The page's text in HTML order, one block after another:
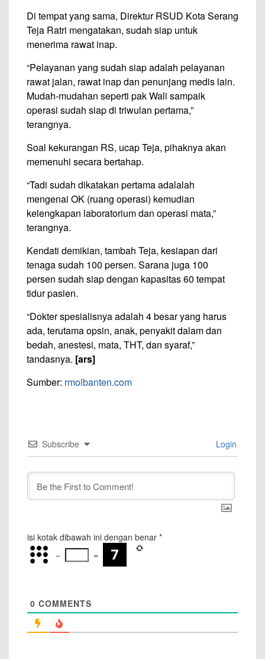
Di tempat yang sama, Direktur RSUD Kota Serang
Teja Ratri mengatakan, sudah siap untuk
menerima rawat inap.
“Pelayanan yang sudah siap adalah pelayanan
rawat jalan, rawat inap dan penunjang medis lain.
Mudah-mudahan seperti pak Wali sampaik
operasi sudah siap di triwulan pertama,”
terangnya.
Soal kekurangan RS, ucap Teja, pihaknya akan
memenuhi secara bertahap.
“Tadi sudah dikatakan pertama adalalah
mengenai OK (ruang operasi) kemudian
kelengkapan laboratorium dan operasi mata,”
terangnya.
Kendati demikian, tambah Teja, kesiapan dari
tenaga sudah 100 persen. Sarana juga 100
persen sudah siap dengan kapasitas 60 tempat
tidur pasien.
“Dokter spesialisnya adalah 4 besar yang harus
ada, terutama opsin, anak, penyakit dalam dan
bedah, anestesi, mata, THT, dan syaraf,”
tandasnya. [ars]
Sumber: rmolbanten.com
Subscribe Login
isi kotak dibawah ini dengan benar *
−
=
0 COMMENTS